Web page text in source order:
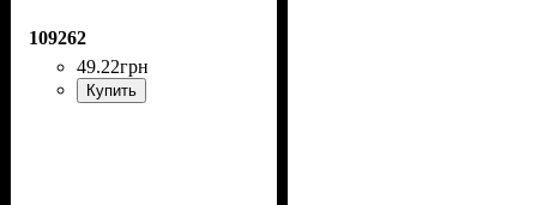
109262
49.22грн
Купить